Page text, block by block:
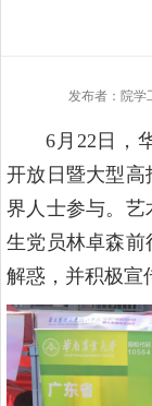
发布者：院学
6月22日，
开放日暨大型高
界人士参与。艺
生党员林卓森前
解惑，并积极宣